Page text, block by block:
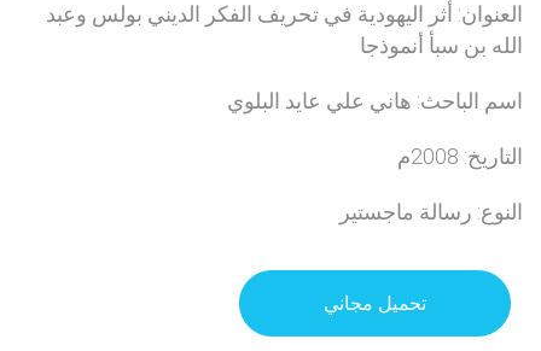
العنوان: أثر اليهودية في تحريف الفكر الديني بولس وعبد
الله بن سبأ أنموذجا
اسم الباحث: هاني علي عايد البلوي
التاريخ: 2008م
النوع: رسالة ماجستير
تحميل مجاني